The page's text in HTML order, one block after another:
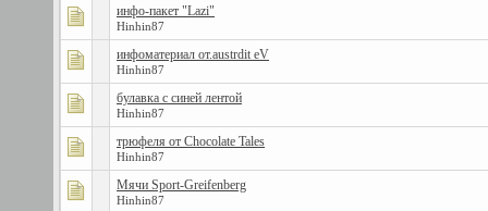
инфo-пакет "Lazi"
Hinhin87
инфоматериал от.austrdit eV
Hinhin87
булавка с синей лентой
Hinhin87
трюфеля от Chocolate Tales
Hinhin87
Мячи Sport-Greifenberg
Hinhin87